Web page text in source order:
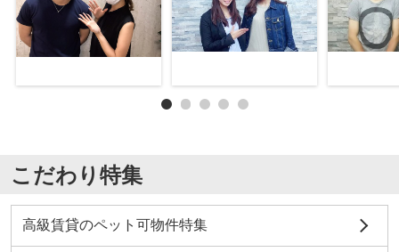
こだわり特集
高級賃貸のペット可物件特集